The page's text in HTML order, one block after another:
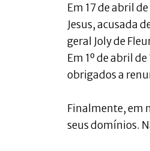
Em 17 de abril
Jesus, acusada
geral Joly de
Em 1º de abril
obrigados a
Finalmente, em
seus domínios.